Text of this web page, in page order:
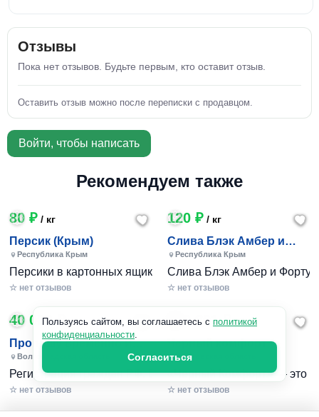
Отзывы
Пока нет отзывов. Будьте первым, кто оставит отзыв.
Оставить отзыв можно после переписки с продавцом.
Войти, чтобы написать
Рекомендуем также
80 ₽ / кг
Персик (Крым)
Республика Крым
Персики в картонных ящиках по 7-10 кг. Цена 80-200 руб
☆ нет отзывов
120 ₽/ кг
Слива Блэк Амбер и
Фортуна (Крым)
Республика Крым
Слива Блэк Амбер и
☆ нет отзывов
40 000 ₽
Пропишу временно и
постоянно в Волжском
Волгоградская область
Регистрация граждан РФ. Временная и постоянная
☆ нет отзывов
240 801 ₽/ 1шт
Черный комфорт
Московская область
«Черный Комфорт» — это
☆ нет отзывов
Пользуясь сайтом, вы соглашаетесь с политикой
конфиденциальности.
Согласиться